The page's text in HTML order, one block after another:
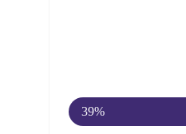
39%